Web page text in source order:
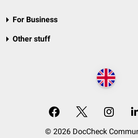
For Business
Other stuff
© 2026 DocCheck